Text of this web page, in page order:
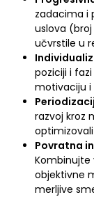
zadacima i
uslova
učvrstile u
poziciji i
motivaciju i
razvoj kroz
Povratna
Kombinujte
objektivne
merljive